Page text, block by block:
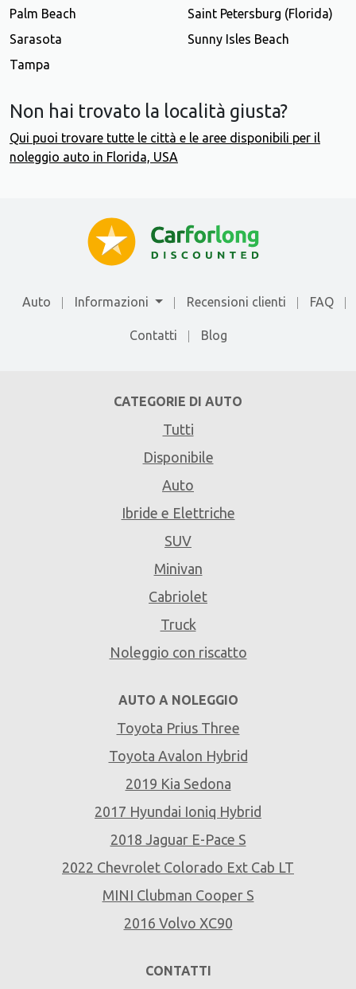
Palm Beach
Saint Petersburg (Florida)
Sarasota
Sunny Isles Beach
Tampa
Non hai trovato la località giusta?
Qui puoi trovare tutte le città e le aree disponibili per il
noleggio auto in Florida, USA
Auto Informazioni Recensioni clienti FAQ
Contatti Blog
CATEGORIE DI AUTO
Tutti
Disponibile
Auto
Ibride e Elettriche
SUV
Minivan
Cabriolet
Truck
Noleggio con riscatto
AUTO A NOLEGGIO
Toyota Prius Three
Toyota Avalon Hybrid
2019 Kia Sedona
2017 Hyundai Ioniq Hybrid
2018 Jaguar E-Pace S
2022 Chevrolet Colorado Ext Cab LT
MINI Clubman Cooper S
2016 Volvo XC90
CONTATTI